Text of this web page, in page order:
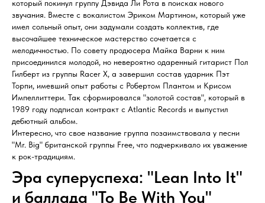
который покинул группу Дэвида Ли Рота в поисках нового
звучания. Вместе с вокалистом Эриком Мартином, который уже
имел сольный опыт, они задумали создать коллектив, где
высочайшее техническое мастерство сочетается с
мелодичностью. По совету продюсера Майка Варни к ним
присоединился молодой, но невероятно одаренный гитарист Пол
Гилберт из группы Racer X, а завершил состав ударник Пэт
Торпи, имевший опыт работы с Робертом Плантом и Крисом
Импеллиттери. Так сформировался "золотой состав", который в
1989 году подписал контракт с Atlantic Records и выпустил
дебютный альбом.
Интересно, что свое название группа позаимствовала у песни
"Mr. Big" британской группы Free, что подчеркивало их уважение
к рок-традициям.
Эра суперуспеха: "Lean Into It"
и баллада "To Be With You"